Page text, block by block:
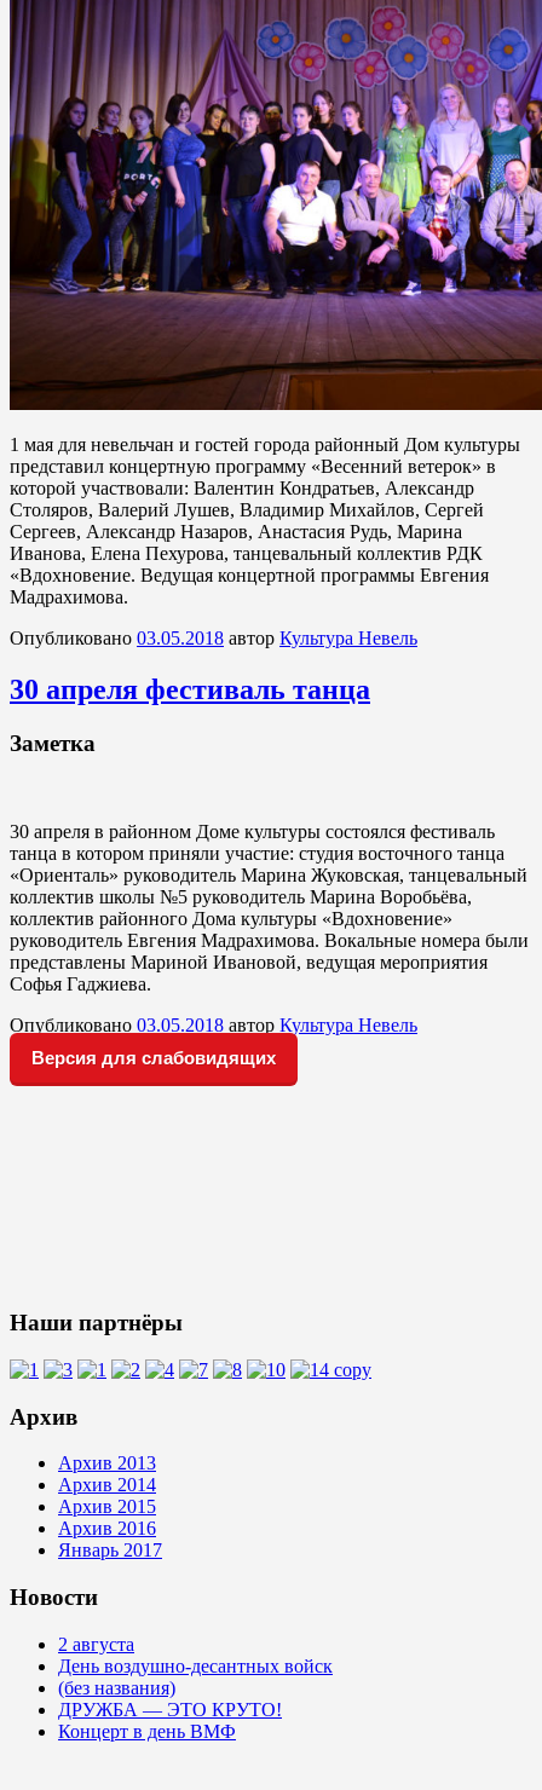
1 мая для невельчан и гостей города районный Дом культуры
представил концертную программу «Весенний ветерок» в
которой участвовали: Валентин Кондратьев, Александр
Столяров, Валерий Лушев, Владимир Михайлов, Сергей
Сергеев, Александр Назаров, Анастасия Рудь, Марина
Иванова, Елена Пехурова, танцевальный коллектив РДК
«Вдохновение. Ведущая концертной программы Евгения
Мадрахимова.
Опубликовано 03.05.2018 автор Культура Невель
30 апреля фестиваль танца
Заметка
30 апреля в районном Доме культуры состоялся фестиваль
танца в котором приняли участие: студия восточного танца
«Ориенталь» руководитель Марина Жуковская, танцевальный
коллектив школы №5 руководитель Марина Воробьёва,
коллектив районного Дома культуры «Вдохновение»
руководитель Евгения Мадрахимова. Вокальные номера были
представлены Мариной Ивановой, ведущая мероприятия
Софья Гаджиева.
Опубликовано 03.05.2018 автор Культура Невель
Версия для слабовидящих
Наши партнёры
Архив
Архив 2013
Архив 2014
Архив 2015
Архив 2016
Январь 2017
Новости
2 августа
День воздушно-десантных войск
(без названия)
ДРУЖБА — ЭТО КРУТО!
Концерт в день ВМФ